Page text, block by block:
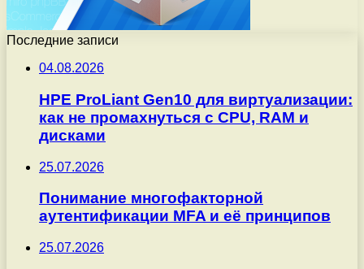
Последние записи
04.08.2026
HPE ProLiant Gen10 для виртуализации:
как не промахнуться с CPU, RAM и
дисками
25.07.2026
Понимание многофакторной
аутентификации MFA и её принципов
25.07.2026